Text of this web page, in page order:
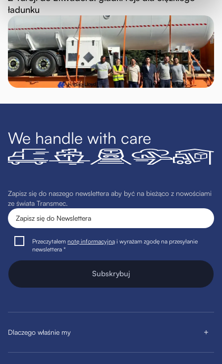
ładunku
We handle with care
Zapisz się do naszego newslettera aby być na bieżąco z nowościami
ze świata Transmec.
Przeczytałemnotę informacyjną i wyrażam zgodę na przesyłanie
newslettera *
Subskrybuj
Dlaczego właśnie my